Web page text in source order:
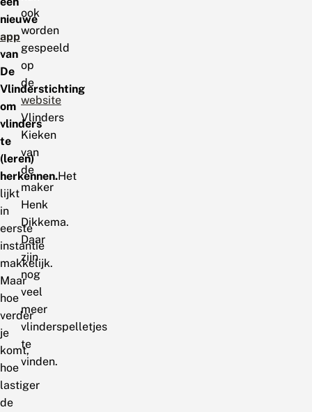
nieuwe
app
van
De
Vlinderstichting
om
vlinders
te
(leren)
herkennen.Het
lijkt
in
eerste
instantie
makkelijk.
Maar
hoe
verder
je
komt,
hoe
lastiger
de
ook
worden
gespeeld
op
de
website
Vlinders
Kieken
van
de
maker
Henk
Dikkema.
Daar
zijn
nog
veel
meer
vlinderspelletjes
te
vinden.